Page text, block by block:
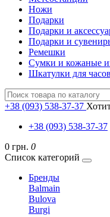
Ножи
Подарки
Подарки и
Подарки и
Ремешки
Сумки и кожаные
Шкатулки для часов
+38 (093) 538-37-37
+38 (093) 538-37-37
0 грн. 0
Список категорий
Бренды
Balmain
Bulova
Burgi